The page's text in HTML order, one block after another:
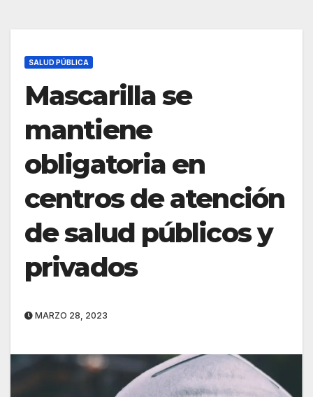
SALUD PÚBLICA
Mascarilla se
mantiene
obligatoria en
centros de atención
de salud públicos y
privados
MARZO 28, 2023